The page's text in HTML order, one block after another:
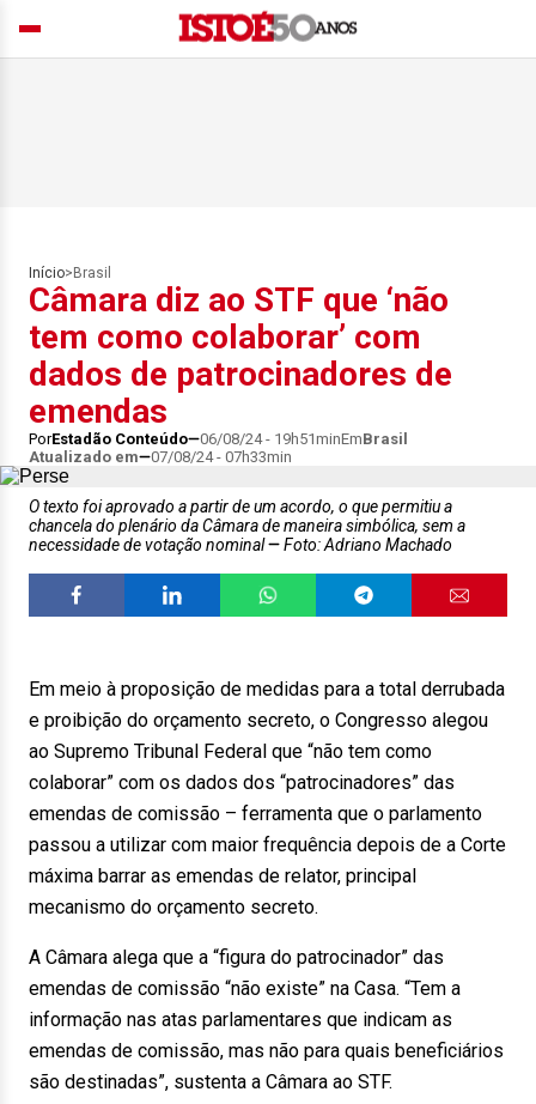
Início> Brasil
Câmara diz ao STF que ‘não
tem como colaborar’ com
dados de patrocinadores de
emendas
PorEstadão Conteúdo 06/08/24 - 19h51minEmBrasil
Atualizado em
07/08/24 - 07h33min
O texto foi aprovado a partir de um acordo, o que permitiu a
chancela do plenário da Câmara de maneira simbólica, sem a
necessidade de votação nominal
Foto: Adriano Machado
Em meio à proposição de medidas para a total derrubada
e proibição do orçamento secreto, o Congresso alegou
ao Supremo Tribunal Federal que “não tem como
colaborar” com os dados dos “patrocinadores” das
emendas de comissão – ferramenta que o parlamento
passou a utilizar com maior frequência depois de a Corte
máxima barrar as emendas de relator, principal
mecanismo do orçamento secreto.
A Câmara alega que a “figura do patrocinador” das
emendas de comissão “não existe” na Casa. “Tem a
informação nas atas parlamentares que indicam as
emendas de comissão, mas não para quais beneficiários
são destinadas”, sustenta a Câmara ao STF.